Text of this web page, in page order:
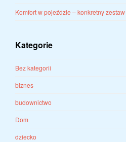
Komfort w pojeździe – konkretny
Kategorie
Bez kategorii
biznes
budownictwo
Dom
dziecko